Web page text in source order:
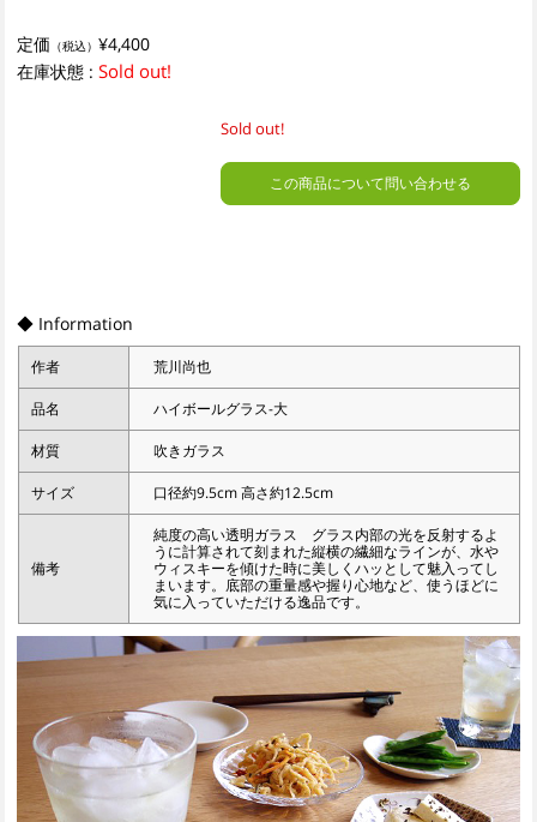
定価 （税込） ¥4,400
在庫状態 :Sold out!
Sold out!
この商品について問い合わせる
◆ Information
作者 荒川尚也
品名 ハイボールグラス-大
材質 吹きガラス
サイズ 口径約9.5cm 高さ約12.5cm
備考
純度の高い透明ガラス グラス内部の光を反射するよ
うに計算されて刻まれた縦横の繊細なラインが、水や
ウィスキーを傾けた時に美しくハッとして魅入ってし
まいます。底部の重量感や握り心地など、使うほどに
気に入っていただける逸品です。